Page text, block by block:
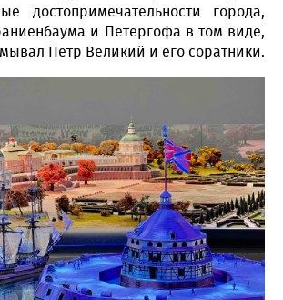
достопримечательности города,
и Петергофа в том виде,
Петр Великий и его соратники.